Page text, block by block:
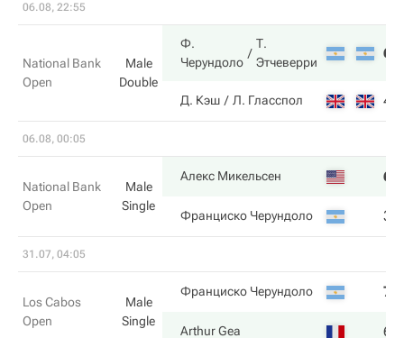
06.08, 22:55
National Bank
Open
Male
Double
Ф.
Черундоло
Т.
Этчеверри
6
Д. Кэш Л. Гласспол 4
06.08, 00:05
National Bank
Open
Male
Single
Алекс Микельсен 6
Франциско Черундоло 3
31.07, 04:05
Los Cabos
Open
Male
Single
Франциско Черундоло 7
Arthur Gea 6